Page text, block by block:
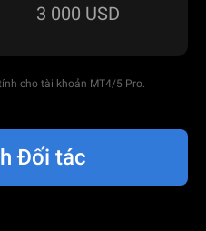
3 000 USD
cho tài khoản MT4/5 Pro.
Đối tác